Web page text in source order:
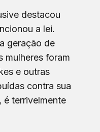
destacou
a lei.
geração de
mulheres foram
e outras
contra sua
é terrivelmente